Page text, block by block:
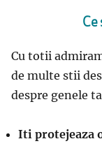
Ce
Cu totii
de multe stii
despre genele
Iti protejeaza